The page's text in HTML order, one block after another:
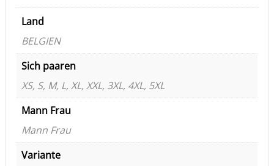
Land
BELGIEN
Sich paaren
XS, S, M, L, XL, XXL, 3XL, 4XL, 5XL
Mann Frau
Mann Frau
Variante